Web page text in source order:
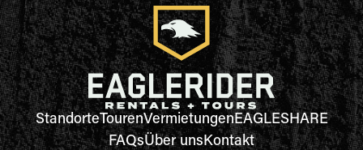
StandorteTourenVermietungenEAGLESHARE
FAQsÜber unsKontakt